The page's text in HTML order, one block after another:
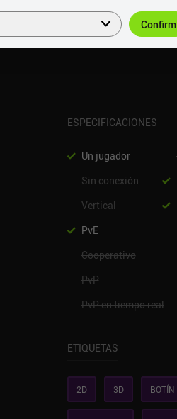
ES
ESPECIFICACIONES
Un jugador
Sin conexión
Vertical
PvE
Cooperativo
PvP
PvP en tiempo real
ETIQUETAS
2D 3D BOTÍN
Confirm